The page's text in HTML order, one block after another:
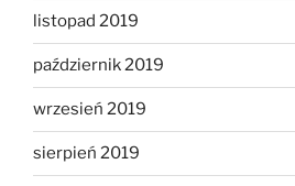
listopad 2019
październik 2019
wrzesień 2019
sierpień 2019